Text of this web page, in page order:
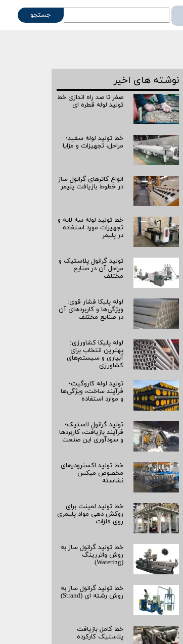
جستجو
نوشته های اخیر
صفر تا صد راه‌ اندازی خط
تولید لوله قطره ای
خط تولید لوله سفید؛
مراحل، تجهیزات و مزایا
انواع کاترهای گرانول ساز
در خطوط بازیافت پلیمر
خط تولید لوله سه لایه و
تجهیزات مورد استفاده
در پلیمر
تولید گرانول پلاستیک و
مراحل آن در صنایع
مختلف
لوله پلیکا فشار قوی:
ویژگی‌ها و کاربردهای آن
در صنایع مختلف
لوله پلیکا کشاورزی:
بهترین انتخاب برای
آبیاری و سیستم‌های
کشاورزی
تولید لوله کاروگیت؛
فرآیند ساخت، ویژگی‌ها
و موارد استفاده
تولید گرانول لاستیک؛
فرآیند بازیافت، کاربردها
و سودآوری این صنعت
خط تولید اکسترودرهای
مخصوص میکس
نشاسته
خط تولید لمینت برای
روکش‌ دهی مواد پلیمری
روی فلزات
خط تولید گرانول ساز به
روش واتررینگ
(Watering)
خط تولید گرانول ساز به
روش رشته‌ ای (Strand)
خط کامل بازیافت
پلاستیک کارکرده